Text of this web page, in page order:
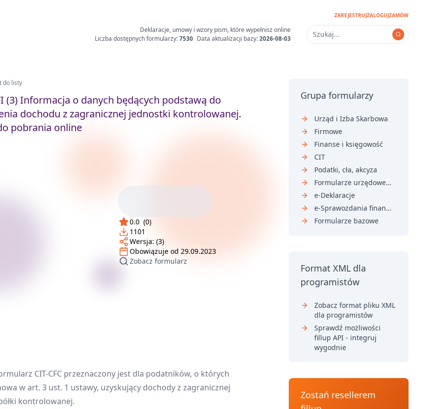
ZAREJESTRUJZALOGUJZAMÓW
Deklaracje, umowy i wzory pism, które wypełnisz online
Liczba dostępnych formularzy:7530 Data aktualizacji bazy:2026-08-03
do listy
(3) Informacja o danych będących podstawą do
dochodu z zagranicznej jednostki kontrolowanej.
pobrania online
0.0 (0)
1101
Wersja: (3)
Obowiązuje od 29.09.2023
Zobacz formularz
CIT-CFC przeznaczony jest dla podatników, o których
w art. 3 ust. 1 ustawy, uzyskujący dochody z zagranicznej
kontrolowanej.
Grupa formularzy
Urząd i Izba Skarbowa
Firmowe
Finanse i księgowość
CIT
Podatki, cła, akcyza
Formularze urzędowe i sądowe
e-Deklaracje
e-Sprawozdania finansowe
Formularze bazowe
Format XML dla
programistów
Zobacz format pliku XML
dla programistów
Sprawdź możliwości
fillup API - integruj
wygodnie
Zostań resellerem